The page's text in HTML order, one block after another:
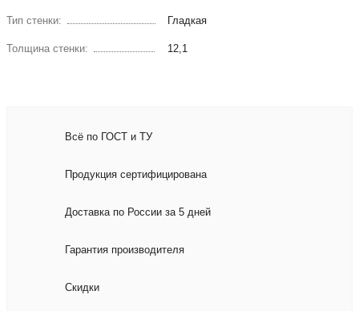
Тип стенки: Гладкая
Толщина стенки: 12,1
Всё по ГОСТ и ТУ
Продукция сертифицирована
Доставка по России за 5 дней
Гарантия производителя
Скидки